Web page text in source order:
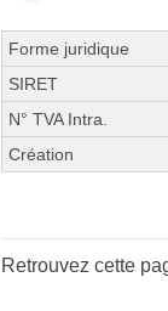
Forme juridique
SIRET
N° TVA Intra.
Création
Retrouvez cette